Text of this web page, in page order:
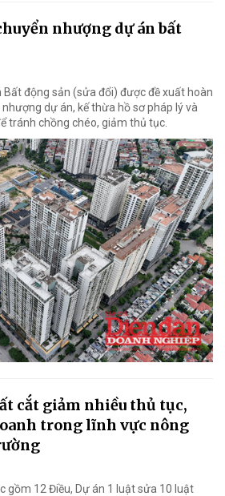
nhượng dự án bất
Bất động sản (sửa đổi) được đề xuất hoàn
dự án, kế thừa hồ sơ pháp lý và
tránh chồng chéo, giảm thủ tục.
cắt giảm nhiều thủ tục,
trong lĩnh vực nông
gồm 12 Điều, Dự án 1 luật sửa 10 luật